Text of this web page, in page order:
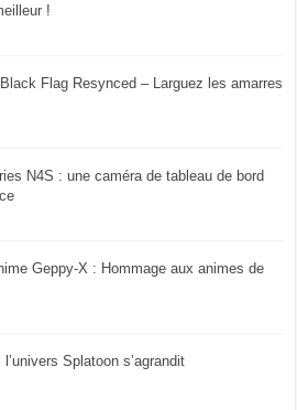
!
Flag Resynced – Larguez les amarres
N4S : une caméra de tableau de bord
Geppy-X : Hommage aux animes de
Splatoon s’agrandit